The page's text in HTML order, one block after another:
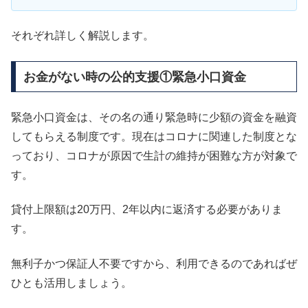
それぞれ詳しく解説します。
お金がない時の公的支援①緊急小口資金
緊急小口資金は、その名の通り緊急時に少額の資金を融資
してもらえる制度です。現在はコロナに関連した制度とな
っており、コロナが原因で生計の維持が困難な方が対象で
す。
貸付上限額は20万円、2年以内に返済する必要がありま
す。
無利子かつ保証人不要ですから、利用できるのであればぜ
ひとも活用しましょう。